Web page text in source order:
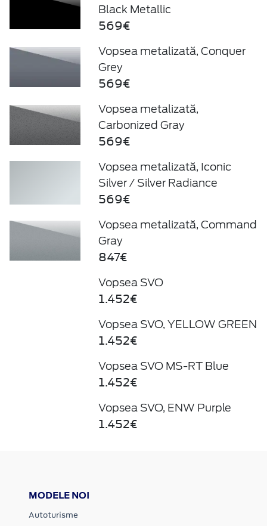
Black Metallic
569€
Vopsea metalizată, Conquer
Grey
569€
Vopsea metalizată,
Carbonized Gray
569€
Vopsea metalizată, Iconic
Silver / Silver Radiance
569€
Vopsea metalizată, Command
Gray
847€
Vopsea SVO
1.452€
Vopsea SVO, YELLOW GREEN
1.452€
Vopsea SVO MS-RT Blue
1.452€
Vopsea SVO, ENW Purple
1.452€
MODELE NOI
Autoturisme